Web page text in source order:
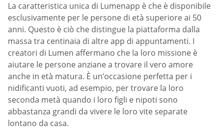
La caratteristica unica di Lumenapp è che è disponibile
esclusivamente per le persone di età superiore ai 50
anni. Questo è ciò che distingue la piattaforma dalla
massa tra centinaia di altre app di appuntamenti. I
creatori di Lumen affermano che la loro missione è
aiutare le persone anziane a trovare il vero amore
anche in età matura. È un’occasione perfetta per i
nidificanti vuoti, ad esempio, per trovare la loro
seconda metà quando i loro figli e nipoti sono
abbastanza grandi da vivere le loro vite separate
lontano da casa.